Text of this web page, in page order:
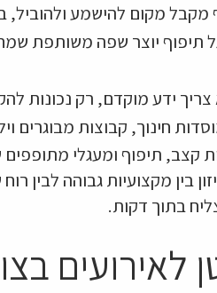
מקבל מקום להישמע ולהוביל,
תיפוף יוצר שפה משותפת
ידע מוקדם, רק נכונות
חינוך, קבוצות מבוגרים
קצב, תיפוף ומעגלי
בין מקצועיות גבוהה לבין
בתוך דקות.
לאירועים